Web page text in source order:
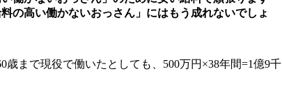
の高い働かないおっさん」にはもう成れないでしょ
歳まで現役で働いたとしても、500万円×38年間=1億9千